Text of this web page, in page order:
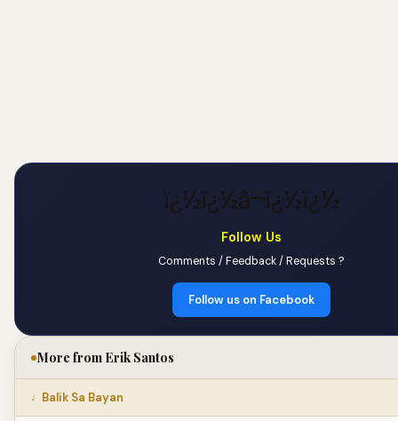
ï¿½ï¿½â¬ï¿½ï¿½
Follow Us
Comments / Feedback / Requests ?
Follow us on Facebook
More from Erik Santos
Balik Sa Bayan